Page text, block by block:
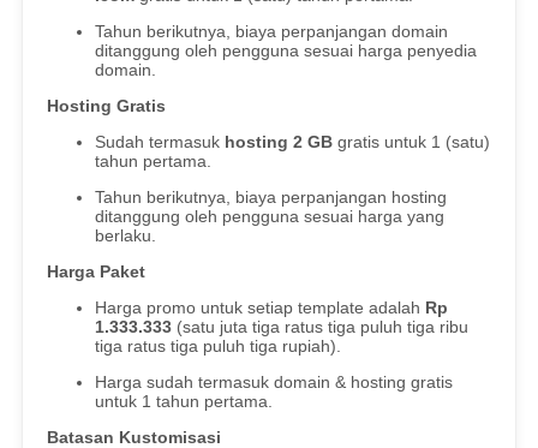
Tahun berikutnya, biaya perpanjangan domain
ditanggung oleh pengguna sesuai harga penyedia
domain.
Hosting Gratis
Sudah termasuk hosting 2 GB gratis untuk 1 (satu)
tahun pertama.
Tahun berikutnya, biaya perpanjangan hosting
ditanggung oleh pengguna sesuai harga yang
berlaku.
Harga Paket
Harga promo untuk setiap template adalah Rp
1.333.333 (satu juta tiga ratus tiga puluh tiga ribu
tiga ratus tiga puluh tiga rupiah).
Harga sudah termasuk domain & hosting gratis
untuk 1 tahun pertama.
Batasan Kustomisasi